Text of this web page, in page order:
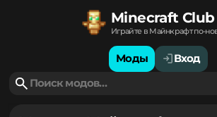
Minecraft Club
Играйте в Майнкрафт по-
Моды Вход